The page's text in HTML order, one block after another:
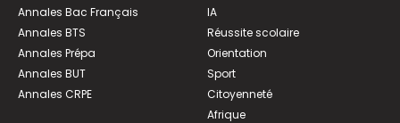
Annales Bac Français
Annales BTS
Annales Prépa
Annales BUT
Annales CRPE
IA
Réussite scolaire
Orientation
Sport
Citoyenneté
Afrique